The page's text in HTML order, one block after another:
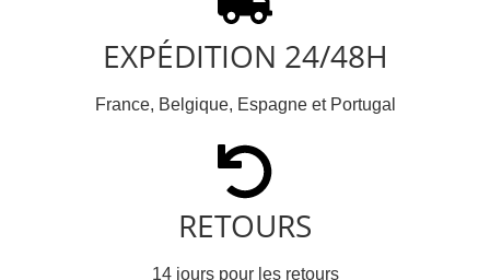
EXPÉDITION 24/48H
France, Belgique, Espagne et Portugal
RETOURS
14 jours pour les retours